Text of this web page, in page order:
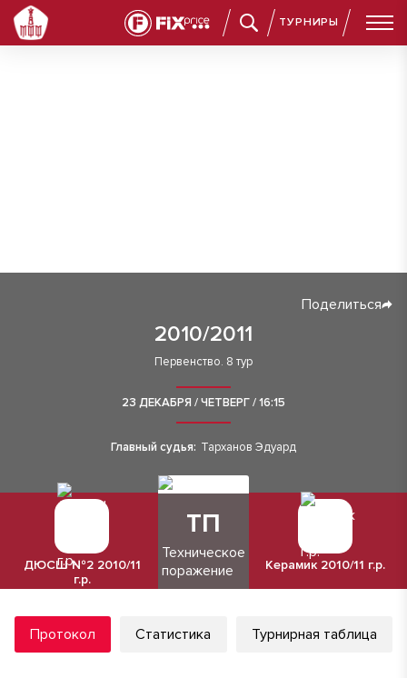
ТУРНИРЫ
2010/2011
Поделиться
Первенство. 8 тур
23 ДЕКАБРЯ / ЧЕТВЕРГ / 16:15
Главный судья: Тарханов Эдуард
ДЮСШ №2 2010/11
г.р.
ТП
Техническое
поражение
Керамик 2010/11 г.р.
Протокол Статистика Турнирная таблица